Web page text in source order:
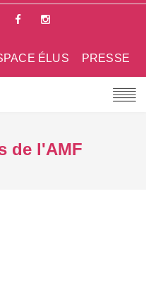
PRESSE
ÉLUS
de l'AMF